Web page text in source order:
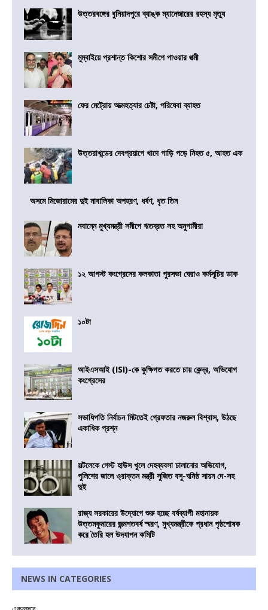
উত্তরবঙ্গের বুনিয়াদপুরে ব্যাঙ্ক ম্যানেজারের রহস্য মৃত্যু
মুম্বাইয়ে প্রশান্ত কিশোর সমীপে পাওয়ার পত্মী
ফের মেট্রোয় আত্মহত্যার চেষ্টা, পরিষেবা ব্যাহত
উত্তরাখন্ডের দেবপ্রয়াগে খাদে গাড়ি পড়ে নিহত ৫, আহত এক
অসমে মিজোরামের দুই নাবালিকা অপহরণ, ধর্ষণ, ধৃত তিন
নবান্নে মুখ্যমন্ত্রী সমীপে ঋতব্রত সহ অনুগামীরা
১২ আগস্ট কংগ্রেসের কলকাতা পুরসভা ঘেরাও কর্মসূচির ডাক
১০টা
আইএসআই (ISI)-কে কুক্ষিগত করতে চায় কেন্দ্র, অভিযোগ
কংগ্রেসের
সভাধিপতি নির্বাচন মিটতেই গ্রেফতার নজরুল বিশ্বাস, উঠছে
একাধিক প্রশ্ন
সল্টলেকে গেস্ট হাউস খুলে দেহব্যবসা চালানোর অভিযোগ,
পুলিশের জালে ও্রাক্তন মন্ত্রী সুজিত বসু-ঘনিষ্ঠ সায়ন দে-সহ
দুই
রাজ্য সরকারের উদ্যোগে শুরু হচ্ছে বর্ষব্যাপী মহানায়ক
উত্তমকুমারের জন্মশতবর্ষ স্মরণ, মুখ্যমন্ত্রীকে প্রধান পৃষ্ঠপোষক
করে তৈরি হল উদযাপন কমিটি
NEWS IN CATEGORIES